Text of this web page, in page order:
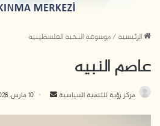
الرئيسية/موسوعة النخبة الفلسطينية
عاصم النبيه
مركز رؤية للتنمية السياسية
أرسل 10 مارس، 2026